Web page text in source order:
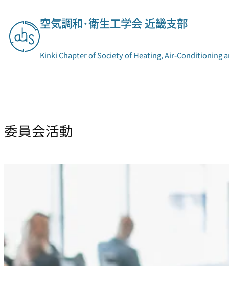
を
ス
空気調和･衛生工学会 近畿支部
Kinki Chapter of Society of Heating, Air-Conditioning
委員会活動